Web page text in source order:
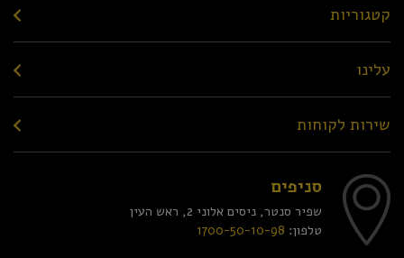
קטגוריות
עלינו
שירות לקוחות
סניפים
שפיר סנטר, ניסים אלוני 2, ראש העין
טלפון: 1700-50-10-98